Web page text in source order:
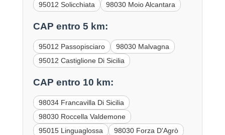
95012 Solicchiata 98030 Moio Alcantara
CAP entro 5 km:
95012 Passopisciaro
98030 Malvagna
95012 Castiglione Di Sicilia
CAP entro 10 km:
98034 Francavilla Di Sicilia
98030 Roccella Valdemone
95015 Linguaglossa
98030 Forza D'Agrò